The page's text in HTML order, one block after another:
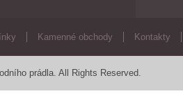
Kamenné obchody Kontakty
prádla. All Rights Reserved.